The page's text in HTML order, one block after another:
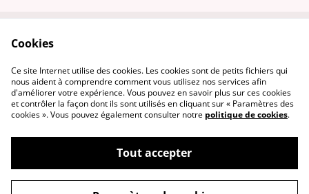
Politique de
confidentialité
Politique de cookies
©2026L'ENTETEE - Tissus & Mercerie
Cookies
Ce site Internet utilise des cookies. Les cookies sont de petits fichiers qui
nous aident à comprendre comment vous utilisez nos services afin
d'améliorer votre expérience. Vous pouvez en savoir plus sur ces cookies
et contrôler la façon dont ils sont utilisés en cliquant sur « Paramètres des
cookies ». Vous pouvez également consulter notre politique de cookies.
Tout accepter